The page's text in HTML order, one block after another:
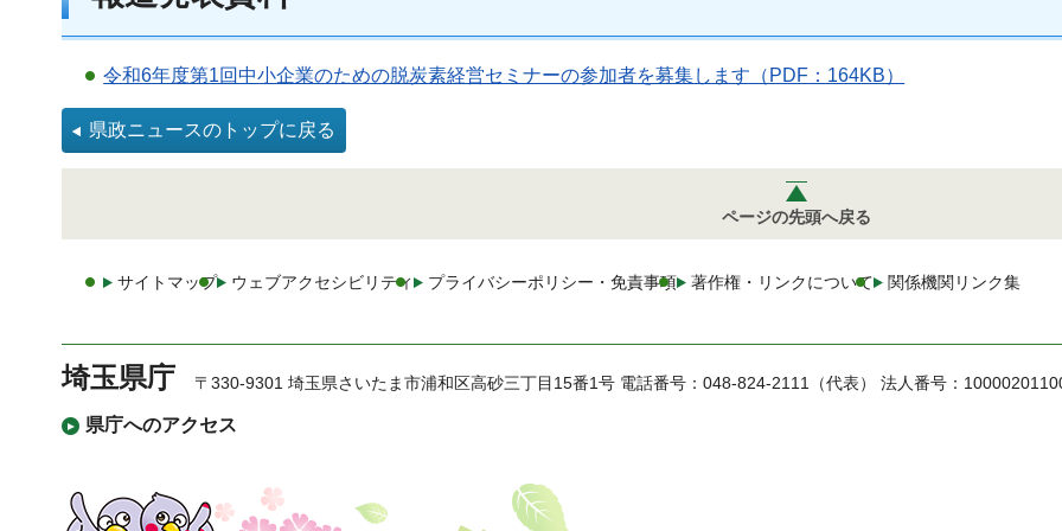
令和6年度第1回中小企業のための脱炭素経営セミナーの参加者を募集します（PDF：164KB）
県政ニュースのトップに戻る
ページの先頭へ戻る
サイトマップ ウェブアクセシビリティ プライバシーポリシー・免責事項 著作権・リンクについて 関係機関リンク集
埼玉県庁
県庁へのアクセス
〒330-9301 埼玉県さいたま市浦和区高砂三丁目15番1号 電話番号：048-824-2111（代表） 法人番号：